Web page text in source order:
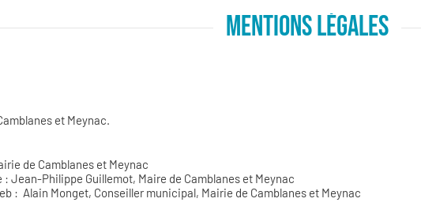
MENTIONS LÉGALES
et Meynac.
de Camblanes et Meynac
Jean-Philippe Guillemot, Maire de Camblanes et Meynac
: Alain Monget, Conseiller municipal, Mairie de Camblanes et Meynac